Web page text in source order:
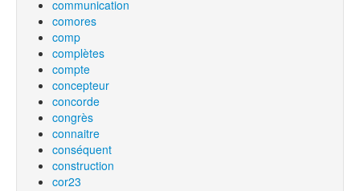
communication
comores
comp
complètes
compte
concepteur
concorde
congrès
connaitre
conséquent
construction
cor23